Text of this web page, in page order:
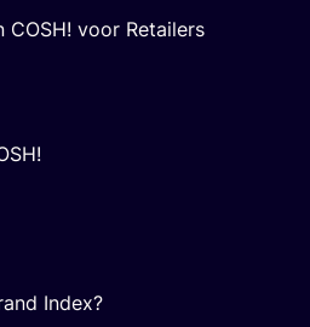
voor Retailers
Index?